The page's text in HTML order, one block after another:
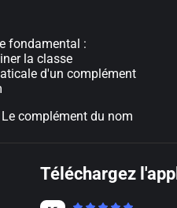
fondamental :
la classe
d'un complément
Le complément du nom
Téléchargez